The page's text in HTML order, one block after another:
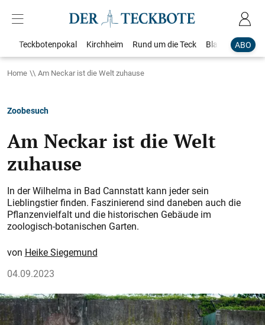
ABO
Teckbotenpokal Kirchheim Rund um die Teck Blaulicht
Home Am Neckar ist die Welt zuhause
Zoobesuch
Am Neckar ist die Welt
zuhause
In der Wilhelma in Bad Cannstatt kann jeder sein
Lieblingstier finden. Faszinierend sind daneben auch die
Pflanzenvielfalt und die historischen Gebäude im
zoologisch-botanischen Garten.
Heike Siegemund
04.09.2023